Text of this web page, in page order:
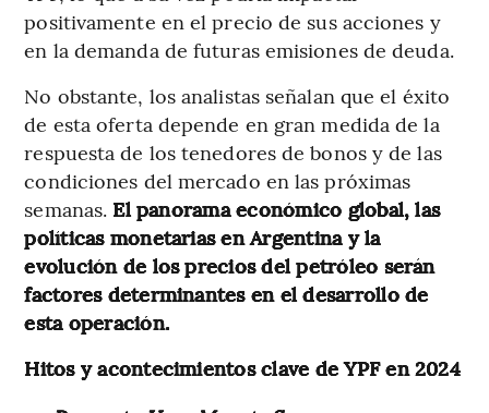
positivamente en el precio de sus acciones y
en la demanda de futuras emisiones de deuda.
No obstante, los analistas señalan que el éxito
de esta oferta depende en gran medida de la
respuesta de los tenedores de bonos y de las
condiciones del mercado en las próximas
semanas. El panorama económico global, las
políticas monetarias en Argentina y la
evolución de los precios del petróleo serán
factores determinantes en el desarrollo de
esta operación.
Hitos y acontecimientos clave de YPF en 2024